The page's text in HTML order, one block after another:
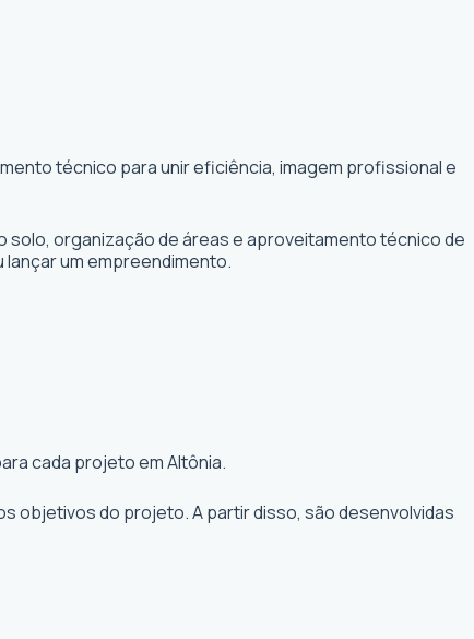
técnico para unir eficiência, imagem profissional e
organização de áreas e aproveitamento técnico de
um empreendimento.
cada projeto em Altônia.
objetivos do projeto. A partir disso, são desenvolvidas